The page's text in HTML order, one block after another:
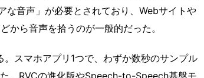
な音声」が必要とされており、Webサイトや
から音声を拾うのが一般的だった。
スマホアプリ1つで、わずか数秒のサンプル